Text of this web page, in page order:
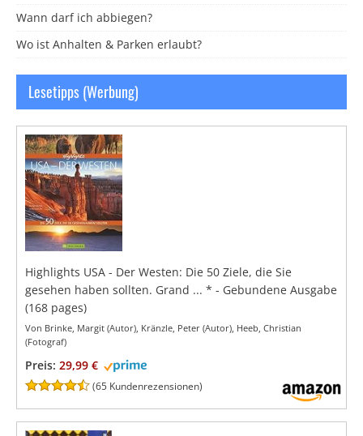
Wann darf ich abbiegen?
Wo ist Anhalten & Parken erlaubt?
Lesetipps (Werbung)
Highlights USA - Der Westen: Die 50 Ziele, die Sie
gesehen haben sollten. Grand ... * - Gebundene Ausgabe
(168 pages)
Von Brinke, Margit (Autor), Kränzle, Peter (Autor), Heeb, Christian
(Fotograf)
Preis: 29,99 €
(65 Kundenrezensionen)